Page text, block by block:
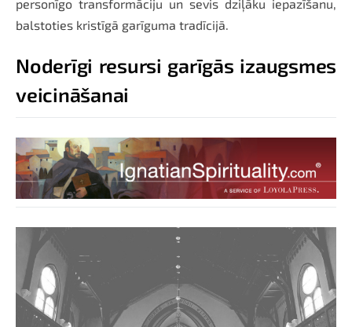
personīgo transformāciju un sevis dziļāku iepazīšanu,
balstoties kristīgā garīguma tradīcijā.
Noderīgi resursi garīgās izaugsmes
veicināšanai